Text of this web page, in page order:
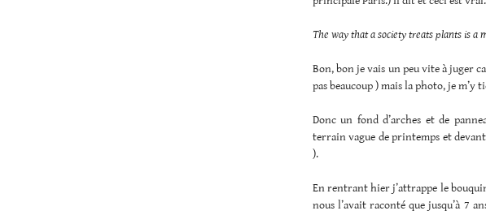
The way that a society treats plants is a
Bon, bon je vais un peu vite à juger
pas beaucoup ) mais la photo, je m’y
Donc un fond d’arches et de
terrain vague de printemps et devant
).
En rentrant hier j’attrappe le
nous l’avait raconté que jusqu’à 7